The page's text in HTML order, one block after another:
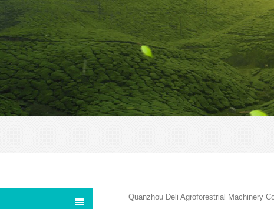
Quanzhou Deli Agroforestrial Machinery